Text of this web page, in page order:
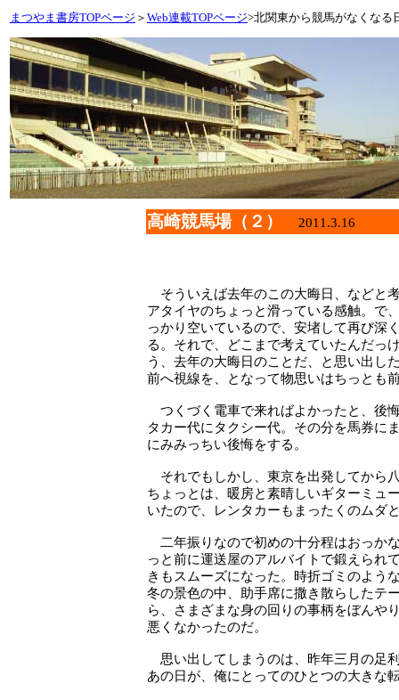
まつやま書房TOPページ ＞ Web連載TOPページ>北関東から競馬がなくなる
高崎競馬場（２） 2011.3.16
そういえば去年のこの大晦日、などと
アタイヤのちょっと滑っている感触。で
っかり空いているので、安堵して再び深
る。それで、どこまで考えていたんだっ
う、去年の大晦日のことだ、と思い出し
前へ視線を、となって物思いはちっとも
つくづく電車で来ればよかったと、後
タカー代にタクシー代。その分を馬券に
にみみっちい後悔をする。
それでもしかし、東京を出発してから
ちょっとは、暖房と素晴しいギターミュ
いたので、レンタカーもまったくのムダ
二年振りなので初めの十分程はおっか
っと前に運送屋のアルバイトで鍛えられ
きもスムーズになった。時折ゴミのよう
冬の景色の中、助手席に撒き散らしたテ
ら、さまざまな身の回りの事柄をぼんや
悪くなかったのだ。
思い出してしまうのは、昨年三月の足
あの日が、俺にとってのひとつの大きな